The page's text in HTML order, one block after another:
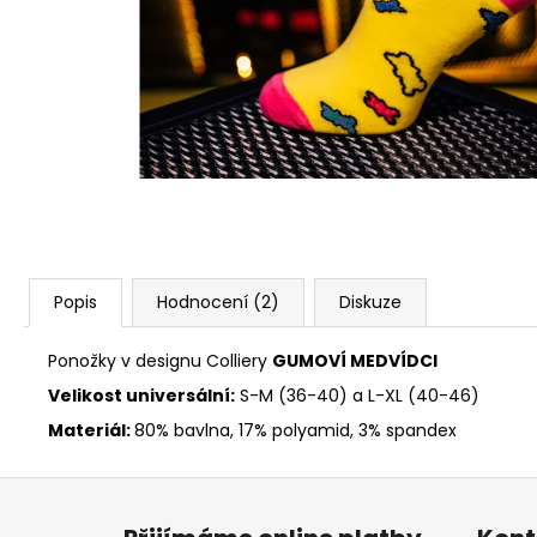
Popis Hodnocení (2) Diskuze
Ponožky v designu Colliery GUMOVÍ MEDVÍDCI
Velikost universální: S-M (36-40) a L-XL (40-46)
Materiál:80% bavlna, 17% polyamid, 3% spandex
Z